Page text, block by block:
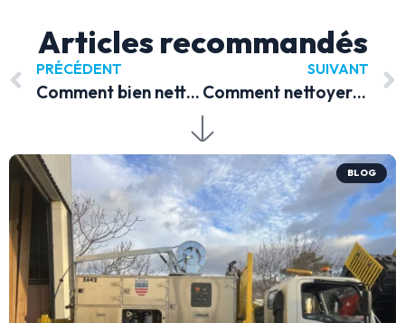
Articles recommandés
PRÉCÉDENT
Comment bien nettoyer une façade ?
SUIVANT
Comment nettoyer un échafaudage ?
BLOG